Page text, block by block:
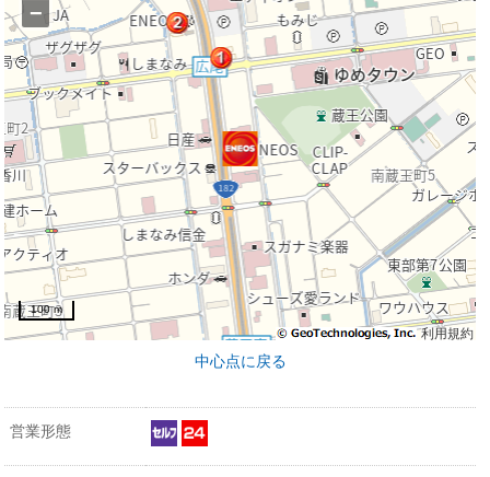
利用規約
−
100 m
中心点に戻る
営業形態